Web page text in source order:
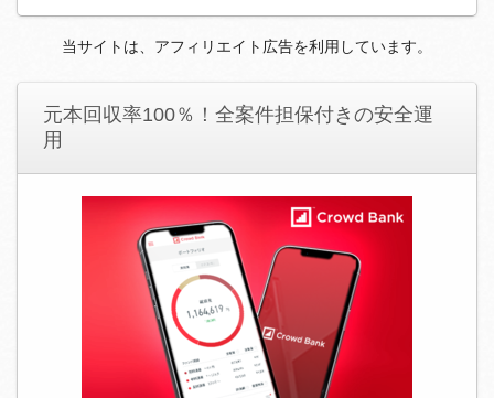
当サイトは、アフィリエイト広告を利用しています。
元本回収率100％！全案件担保付きの安全運
用